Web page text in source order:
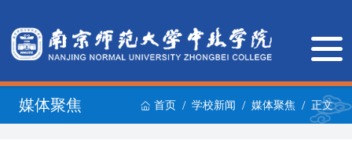
媒体聚焦 首页 / 学校新闻 / 媒体聚焦 / 正文